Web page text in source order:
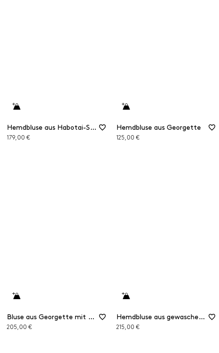
Hemdbluse aus Habotai-Seide
179,00 €
Hemdbluse aus Georgette
125,00 €
Bluse aus Georgette mit Rüschen
205,00 €
Hemdbluse aus gewaschener Habotai-Seide
215,00 €